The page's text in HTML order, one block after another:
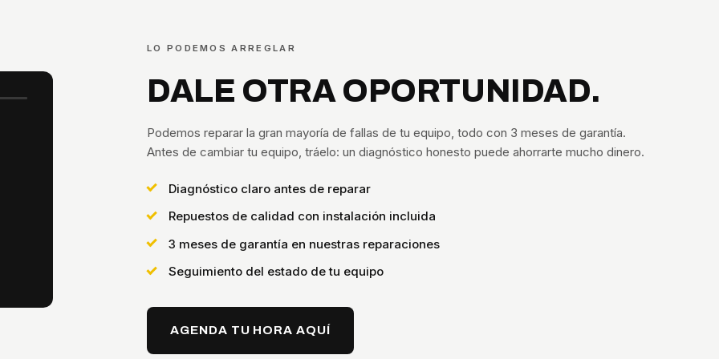
LO PODEMOS ARREGLAR
DALE OTRA OPORTUNIDAD.
Podemos reparar la gran mayoría de fallas de tu equipo, todo con 3 meses de garantía.
Antes de cambiar tu equipo, tráelo: un diagnóstico honesto puede ahorrarte mucho dinero.
Diagnóstico claro antes de reparar
Repuestos de calidad con instalación incluida
3 meses de garantía en nuestras reparaciones
Seguimiento del estado de tu equipo
AGENDA TU HORA AQUÍ